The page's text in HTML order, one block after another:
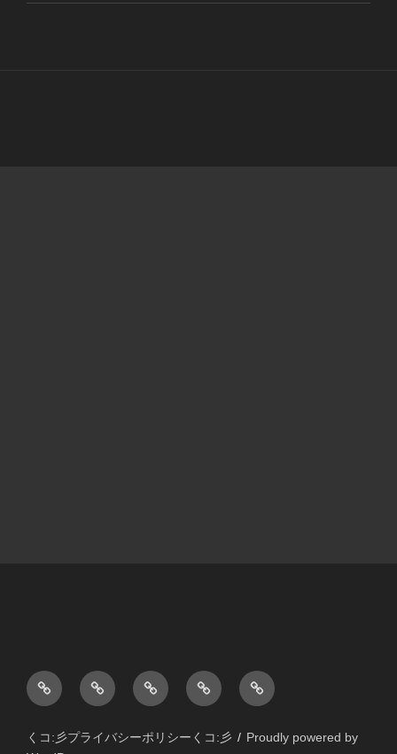
く
コ:
★
く
コ:
く
コ:
く
コ:
く
コ:
くコ:彡プライバシーポリシーくコ:彡
Proudly powered by